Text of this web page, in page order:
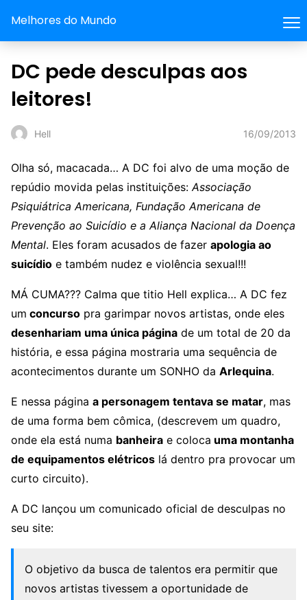
Melhores do Mundo
DC pede desculpas aos
leitores!
Hell 16/09/2013
Olha só, macacada… A DC foi alvo de uma moção de
repúdio movida pelas instituições:Associação
Psiquiátrica Americana, Fundação Americana de
Prevenção ao Suicídio e a Aliança Nacional da Doença
Mental. Eles foram acusados de fazer apologia ao
suicídio e também nudez e violência sexual!!!
MÁ CUMA??? Calma que titio Hell explica… A DC fez
um concurso pra garimpar novos artistas, onde eles
desenhariam uma única página de um total de 20 da
história, e essa página mostraria uma sequência de
acontecimentos durante um SONHO da Arlequina.
E nessa página a personagem tentava se matar, mas
de uma forma bem cômica, (descrevem um quadro,
onde ela está numa banheira e coloca uma montanha
de equipamentos elétricos lá dentro pra provocar um
curto circuito).
A DC lançou um comunicado oficial de desculpas no
seu site:
O objetivo da busca de talentos era permitir que
novos artistas tivessem a oportunidade de